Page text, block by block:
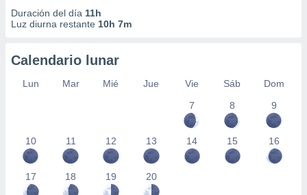
Duración del día 11h
Luz diurna restante 10h 7m
Calendario lunar
Lun Mar Mié Jue Vie Sáb
Dom
7
8 9
10 11 12 13 14 15 16
17 18 19 20